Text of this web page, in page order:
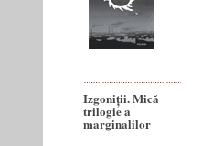
Izgoniții. Mică
trilogie a
marginalilor